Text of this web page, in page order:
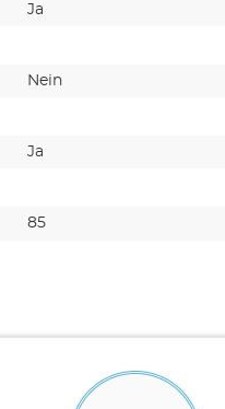
Ja
Nein
Ja
85